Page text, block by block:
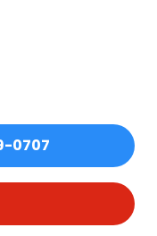
0707